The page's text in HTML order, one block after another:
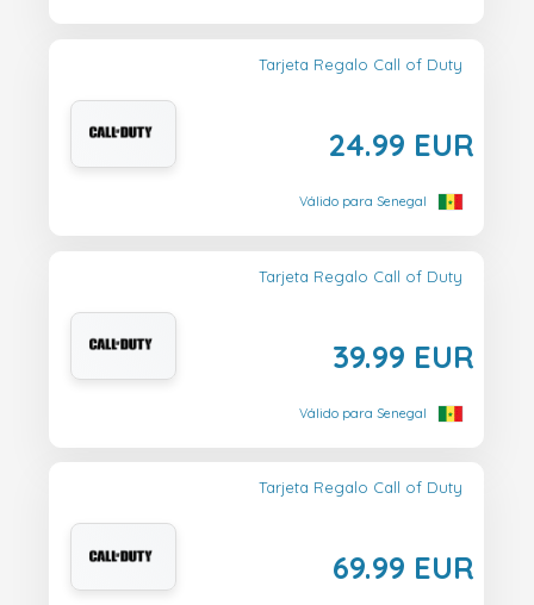
Tarjeta Regalo Call of Duty
24.99 EUR
Válido para Senegal
Tarjeta Regalo Call of Duty
39.99 EUR
Válido para Senegal
Tarjeta Regalo Call of Duty
69.99 EUR